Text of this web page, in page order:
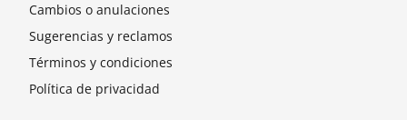
Cambios o anulaciones
Sugerencias y reclamos
Términos y condiciones
Política de privacidad